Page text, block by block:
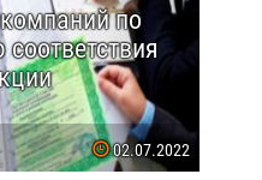
по
02.07.2022